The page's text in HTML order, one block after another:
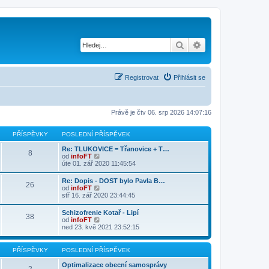
Hledat
Přihlásit se
Registrovat
Právě je čtv 06. srp 2026 14:07:16
PŘÍSPĚVKY POSLEDNÍ PŘÍSPĚVEK
8
Re: TLUKOVICE = Třanovice + T…
od infoFT
o
r
a
z
i
t
p
s
l
e
d
n
í
úte 01. zář 2020 11:45:54
26
Re: Dopis - DOST bylo Pavla B…
od infoFT
o
a
z
i
t
p
o
s
l
stř 16. zář 2020 23:44:45
38
Schizofrenie Kotař - Lipí
od infoFT
o
r
a
i
ned 23. kvě 2021 23:52:15
PŘÍSPĚVKY POSLEDNÍ PŘÍSPĚVEK
Optimalizace obecní samosprávy